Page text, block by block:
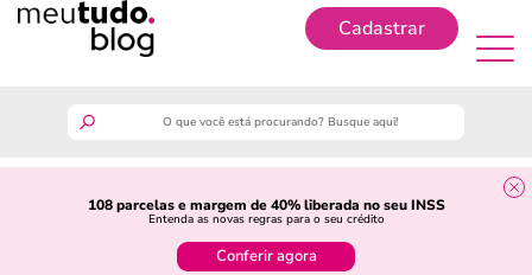
Cadastrar
108 parcelas e margem de 40% liberada no seu INSS
Entenda as novas regras para o seu crédito
Conferir agora
guia do trabalhador